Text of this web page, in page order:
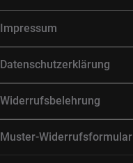
Impressum
Datenschutzerklärung
Widerrufsbelehrung
Muster-Widerrufsformular